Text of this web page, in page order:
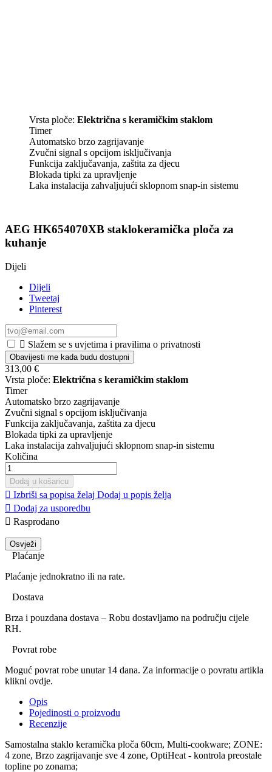
Vrsta ploče: Električna s keramičkim staklom
Timer
Automatsko brzo zagrijavanje
Zvučni signal s opcijom isključivanja
Funkcija zaključavanja, zaštita za djecu
Blokada tipki za upravljenje
Laka instalacija zahvaljujući sklopnom snap-in sistemu
AEG HK654070XB staklokeramička ploča za
kuhanje
Dijeli
Dijeli
Tweetaj
Pinterest
 Slažem se s uvjetima i pravilima o privatnosti
Obavijesti me kada budu dostupni
313,00 €
Vrsta ploče: Električna s keramičkim staklom
Timer
Automatsko brzo zagrijavanje
Zvučni signal s opcijom isključivanja
Funkcija zaključavanja, zaštita za djecu
Blokada tipki za upravljenje
Laka instalacija zahvaljujući sklopnom snap-in sistemu
Količina
Dodaj u košaricu
 Izbriši sa popisa želaj Dodaj u popis želja
 Dodaj za usporedbu
 Rasprodano
Plaćanje
Plaćanje jednokratno ili na rate.
Dostava
Brza i pouzdana dostava – Robu dostavljamo na području cijele
RH.
Povrat robe
Moguć povrat robe unutar 14 dana. Za informacije o povratu artikla
klikni ovdje.
Opis
Pojedinosti o proizvodu
Recenzije
Samostalna staklo keramička ploča 60cm, Multi-cookware; ZONE:
4 zone, Brzo zagrijavanje sve 4 zone, OptiHeat - kontrola preostale
topline po zonama;